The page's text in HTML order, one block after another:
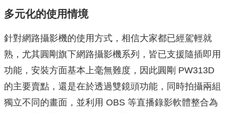
多元化的使用情境
針對網路攝影機的使用方式，相信大家都已經駕輕就
熟，尤其圓剛旗下網路攝影機系列，皆已支援隨插即用
功能，安裝方面基本上毫無難度，因此圓剛 PW313D
的主要賣點，還是在於透過雙鏡頭功能，同時拍攝兩組
獨立不同的畫面，並利用 OBS 等直播錄影軟體整合為